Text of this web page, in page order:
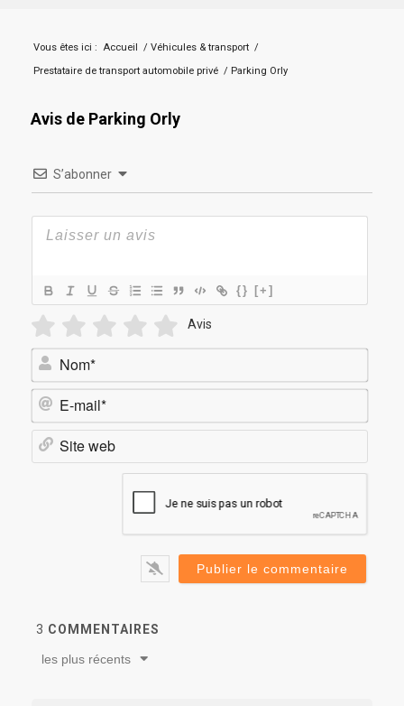
Vous êtes ici : Accueil / Véhicules & transport /
Prestataire de transport automobile privé / Parking Orly
Avis de Parking Orly
S’abonner
{} [+]
Avis
Nom*
E-
3 COMMENTAIRES
les plus récents